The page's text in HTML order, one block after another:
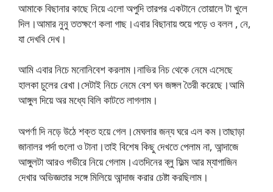
আমাকে বিছানার কাছে নিয়ে এলো অপুদি তারপর একটানে তোয়ালে টা খুলে
দিল।আমার নুনু ততক্ষণে কলা গাছ।এবার বিছানায় শুয়ে পড়ে ও বলল , নে,
যা দেখবি দেখ।
আমি এবার নিচে মনোনিবেশ করলাম।নাভির নিচ থেকে নেমে এসেছে
হালকা চুলের রেখা।সেটাই নিচে নেমে বেশ ঘন জঙ্গল তৈরী করেছে।আমি
আঙ্গুল দিয়ে অর মধ্যে বিলি কাটতে লাগলাম।
অপর্ণা দি নড়ে উঠে শক্ত হয়ে গেল।মেঘলার জন্য ঘরে এল কম।তাছাড়া
জানালর পর্দা গুলো ও টানা।তাই বিশেষ কিছু দেখতে পেলাম না, আন্দাজে
আঙ্গুলটা আরও গভীরে নিয়ে গেলাম।এতদিনের ব্লু ফিল্ম আর ম্যাগাজিন
দেখার অভিজ্ঞতার সঙ্গে মিলিয়ে আন্দাজ করার চেষ্টা করছিলাম।